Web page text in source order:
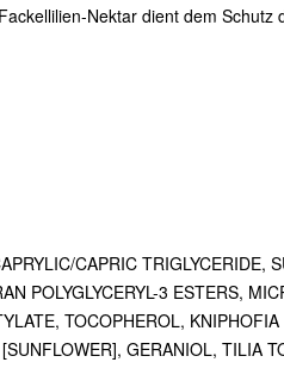
Nektar dient dem Schutz
CAPRIC TRIGLYCERIDE,
POLYGLYCERYL-3 ESTERS,
TOCOPHEROL,
GERANIOL, TILIA